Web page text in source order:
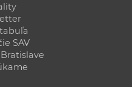
SAV